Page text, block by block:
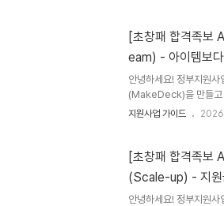
제안하는 상위 3%의 디
서류 제출 전 최종 검토
역을 반드시 검토해야
'..
[초창패 합격족보
eam) - 아이템보
안녕하세요! 정부지원
(MakeDeck)을 만들고
작성의 첫 단추이자 심
키지 합격으로 가는 마
를 찍게 만드는
훌륭하며 성장성(S)이
지원사업 가이드
[초창패 합격족보
(Scale-up) - 지원
안녕하세요! 정부지원